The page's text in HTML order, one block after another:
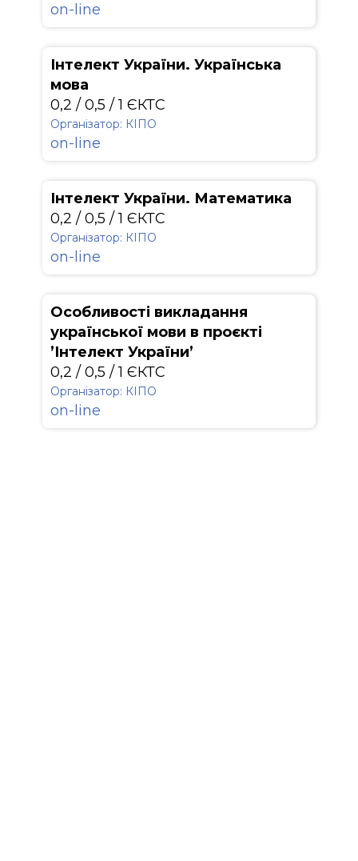
on-line
Інтелект України. Українська
мова
0,2 / 0,5 / 1 ЄКТС
Організатор: КІПО
on-line
Інтелект України. Математика
0,2 / 0,5 / 1 ЄКТС
Організатор: КІПО
on-line
Особливості викладання
української мови в проєкті
’Інтелект України’
0,2 / 0,5 / 1 ЄКТС
Організатор: КІПО
on-line